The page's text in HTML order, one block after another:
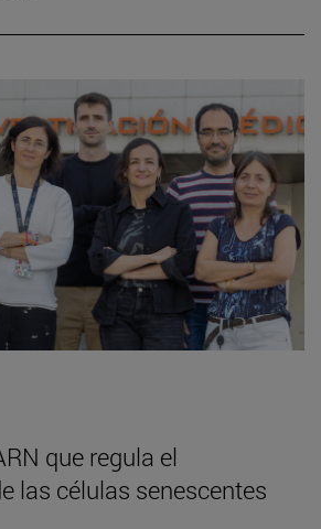
que regula el
las células senescentes